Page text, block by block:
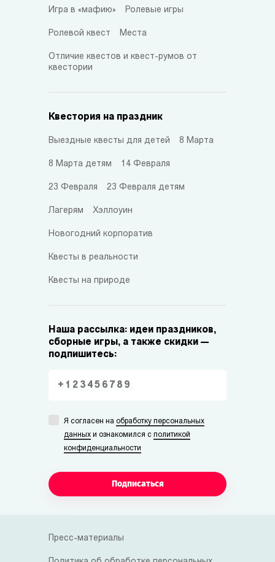
Игра в «мафию» Ролевые игры
Ролевой квест Места
Отличие квестов и квест-румов от
квестории
Квестория на праздник
Выездные квесты для детей 8 Марта
8 Марта детям 14 Февраля
23 Февраля 23 Февраля детям
Лагерям Хэллоуин
Новогодний корпоратив
Квесты в реальности
Квесты на природе
Наша рассылка: идеи праздников,
сборные игры, а также скидки —
подпишитесь:
Я согласен на обработку персональных
данных и ознакомился с политикой
конфиденциальности
Подписаться
Пресс-материалы